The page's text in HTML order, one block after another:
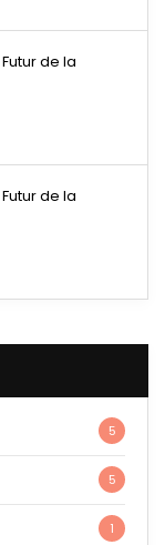
de la
de la
5
5
1